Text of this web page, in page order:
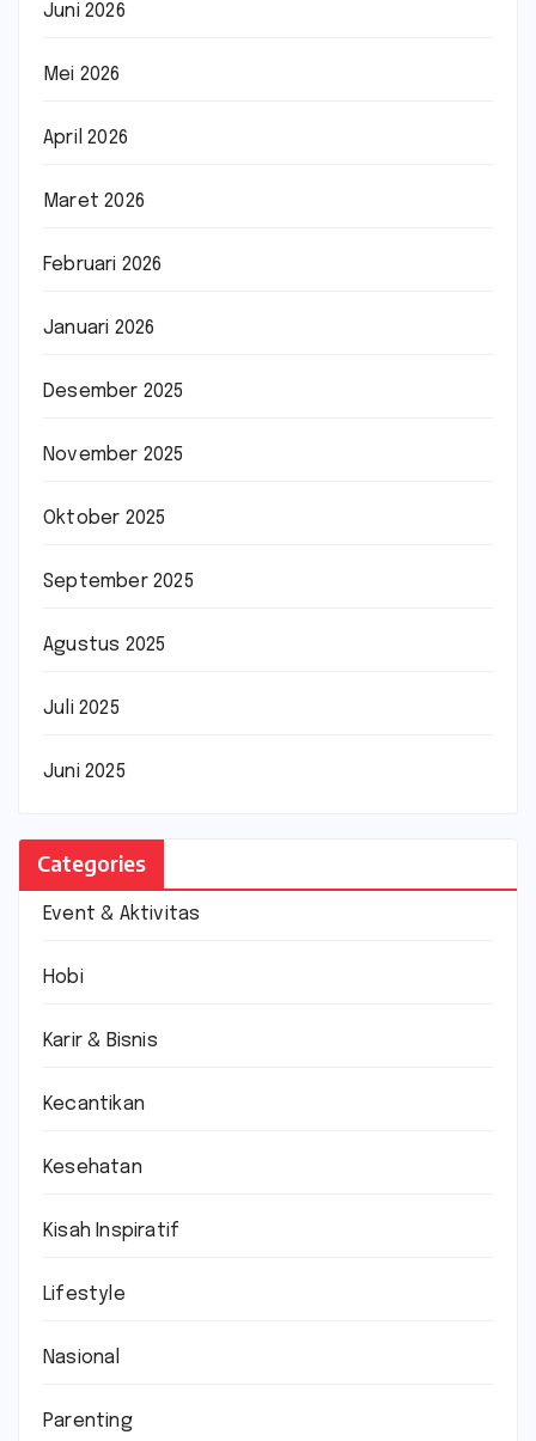
Juni 2026
Mei 2026
April 2026
Maret 2026
Februari 2026
Januari 2026
Desember 2025
November 2025
Oktober 2025
September 2025
Agustus 2025
Juli 2025
Juni 2025
Categories
Event & Aktivitas
Hobi
Karir & Bisnis
Kecantikan
Kesehatan
Kisah Inspiratif
Lifestyle
Nasional
Parenting